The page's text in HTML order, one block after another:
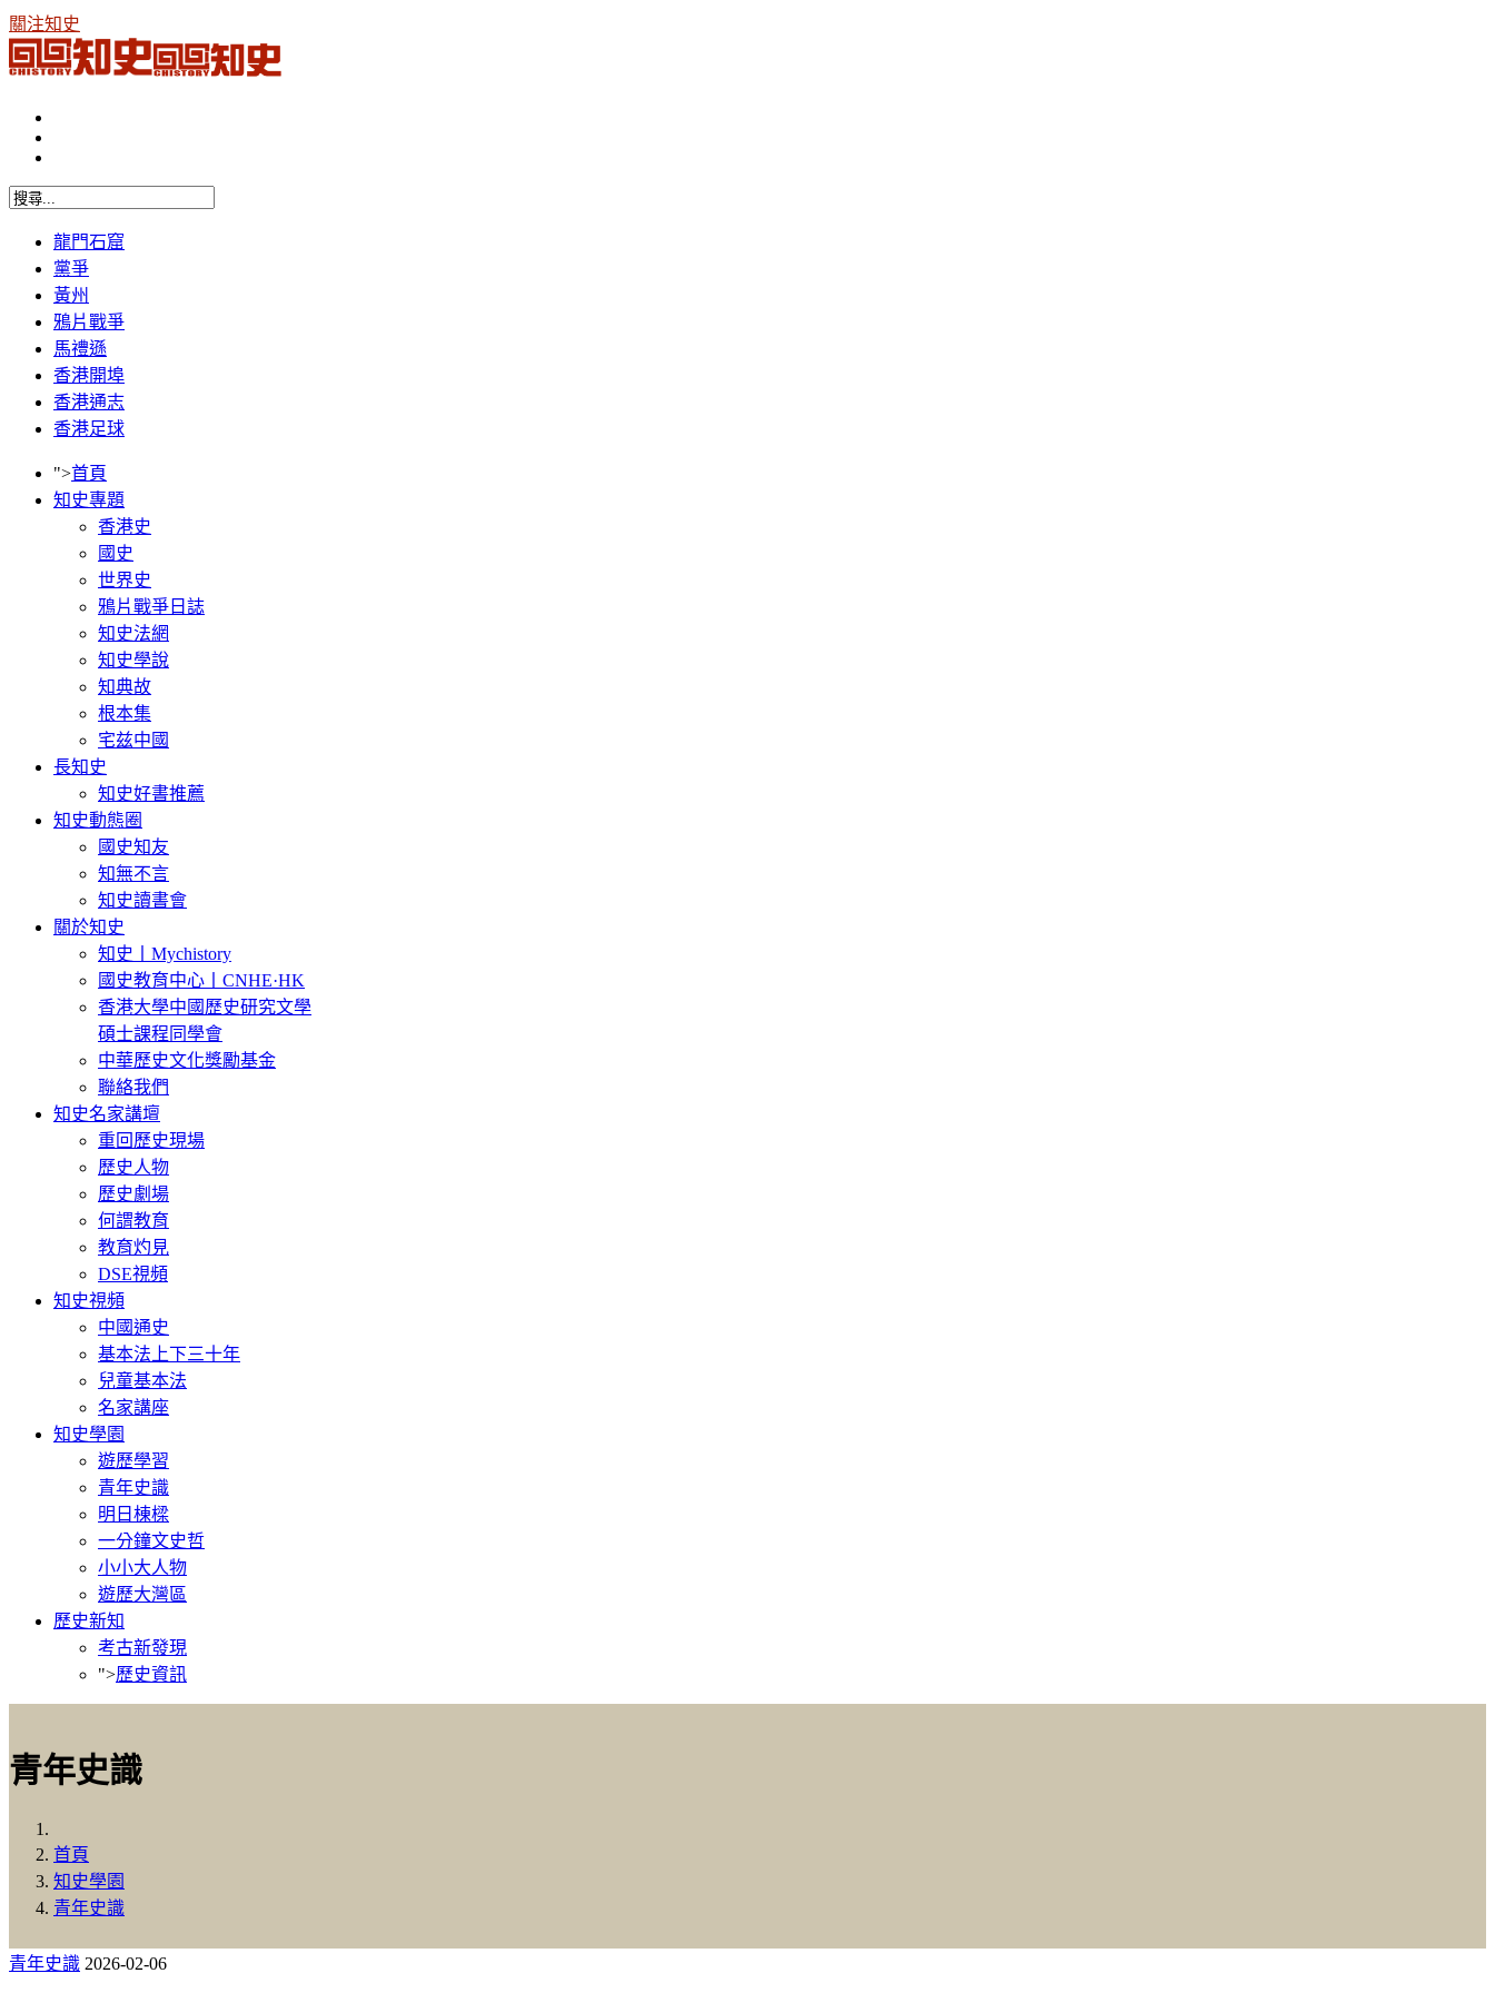
關注知史
龍門石窟
黨爭
黃州
鴉片戰爭
馬禮遜
香港開埠
香港通志
香港足球
">首頁
知史專題
香港史
國史
世界史
鴉片戰爭日誌
知史法網
知史學說
知典故
根本集
宅兹中國
長知史
知史好書推薦
知史動態圈
國史知友
知無不言
知史讀書會
關於知史
知史丨Mychistory
國史教育中心丨CNHE·HK
香港大學中國歷史研究文學
碩士課程同學會
中華歷史文化獎勵基金
聯絡我們
知史名家講壇
重回歷史現場
歷史人物
歷史劇場
何謂教育
教育灼見
DSE視頻
知史視頻
中國通史
基本法上下三十年
兒童基本法
名家講座
知史學園
遊歷學習
青年史識
明日棟樑
一分鐘文史哲
小小大人物
遊歷大灣區
歷史新知
考古新發現
">歷史資訊
青年史識
首頁
知史學園
青年史識
青年史識 2026-02-06